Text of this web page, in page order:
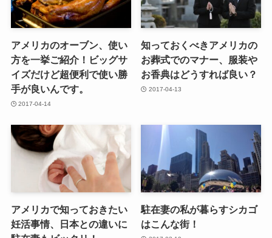
アメリカのオーブン、使い
方を一挙ご紹介！ビッグサ
イズだけど超便利で使い勝
手が良いんです。
2017-04-14
知っておくべきアメリカの
お葬式でのマナー、服装や
お香典はどうすれば良い？
2017-04-13
アメリカで知っておきたい
妊活事情、日本との違いに
駐在妻の私が暮らすシカゴ
はこんな街！